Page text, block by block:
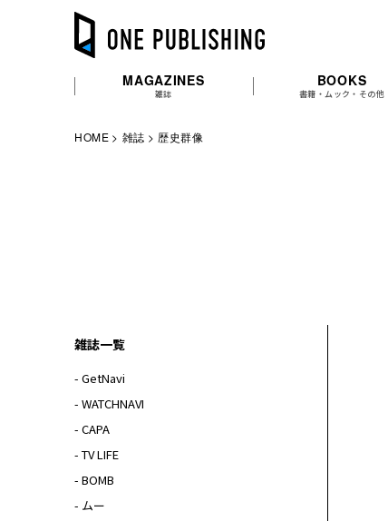
MAGAZINES
雑誌
BOOKS
書籍・ムック・その他
HOME 雑誌 歴史群像
雑誌一覧
- GetNavi
- WATCHNAVI
- CAPA
- TV LIFE
- BOMB
- ムー